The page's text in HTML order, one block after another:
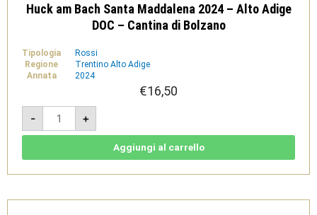
Huck am Bach Santa Maddalena 2024 – Alto Adige
DOC – Cantina di Bolzano
Tipologia
Rossi
Regione
Trentino Alto Adige
Annata
2024
€16,50
-
Huck
Bach
Santa
Alto
-
+
Aggiungi al carrello